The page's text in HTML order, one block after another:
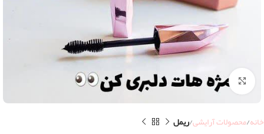
بزرگنمایی تصویر
خانه محصولات آرایشی ریمل